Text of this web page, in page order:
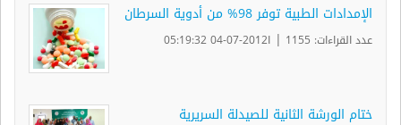
الإمدادات الطبية توفر 98% من أدوية السرطان
عدد القراءات: 1155 | ا2012-07-04 05:19:32
ختام الورشة الثانية للصيدلة السريرية